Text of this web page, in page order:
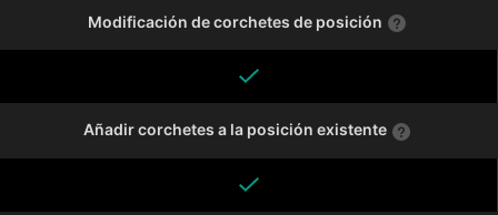
Modificación de corchetes de posición
Añadir corchetes a la posición existente